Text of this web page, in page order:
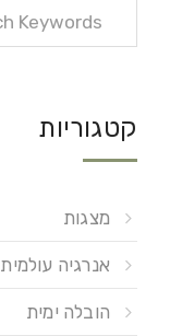
קטגוריות
מצגות
אנרגיה עולמית
הובלה ימית